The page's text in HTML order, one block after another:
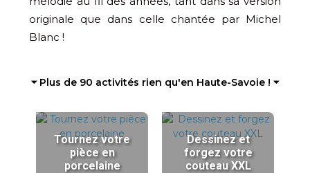
originale que dans celle chantée par Michel
Blanc !
⏷ Plus de 90 activités rien qu'en Haute-Savoie ! ⏷
Tournez votre
pièce en
porcelaine
Dessinez et
forgez votre
couteau XXL